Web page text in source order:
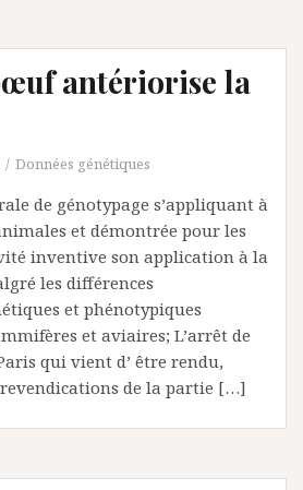
antériorise la
Données génétiques
de génotypage s’appliquant à
et démontrée pour les
inventive son application à la
les différences
et phénotypiques
et aviaires; L’arrêt de
qui vient d’ être rendu,
de la partie […]